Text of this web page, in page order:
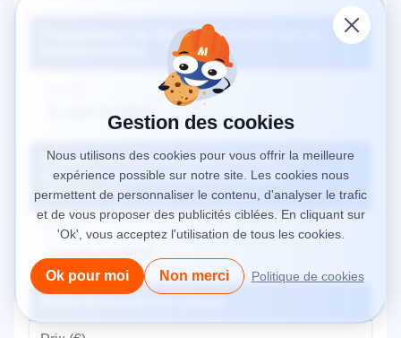
Changement ou réparation moteur qui ne
À partir de 200 €
Remplacement ou reprogrammation de
télécommande ou cellule de sécurité
défectueuse
Gestion des cookies
Nous utilisons des cookies pour vous offrir la meilleure
expérience possible sur notre site. Les cookies nous
permettent de personnaliser le contenu, d'analyser le trafic
et de vous proposer des publicités ciblées. En cliquant sur
'Ok', vous acceptez l'utilisation de tous les cookies.
Ok pour moi Non merci Politique de cookies